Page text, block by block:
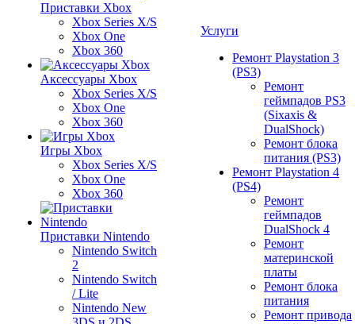
Приставки Xbox
Xbox Series X/S
Xbox One
Xbox 360
Аксессуары Xbox
Xbox Series X/S
Xbox One
Xbox 360
Игры Xbox
Xbox Series X/S
Xbox One
Xbox 360
Приставки Nintendo
Nintendo Switch
2
Nintendo Switch
/ Lite
Nintendo New
Услуги
Ремонт Playstation 3
(PS3)
Ремонт
геймпадов PS3
(Sixaxis &
DualShock)
Ремонт блока
питания (PS3)
Ремонт Playstation 4
(PS4)
Ремонт
геймпадов
DualShock 4
Ремонт
материнской
платы
Ремонт блока
питания
Ремонт привода